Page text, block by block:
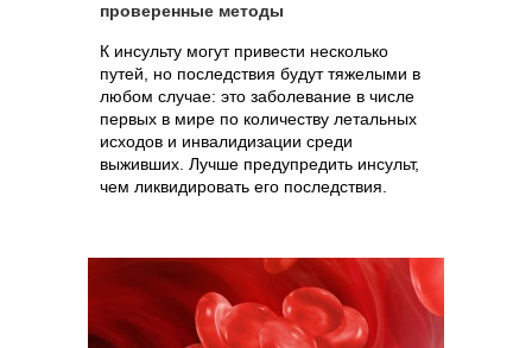
проверенные методы
К инсульту могут привести несколько
путей, но последствия будут тяжелыми в
любом случае: это заболевание в числе
первых в мире по количеству летальных
исходов и инвалидизации среди
выживших. Лучше предупредить инсульт,
чем ликвидировать его последствия.